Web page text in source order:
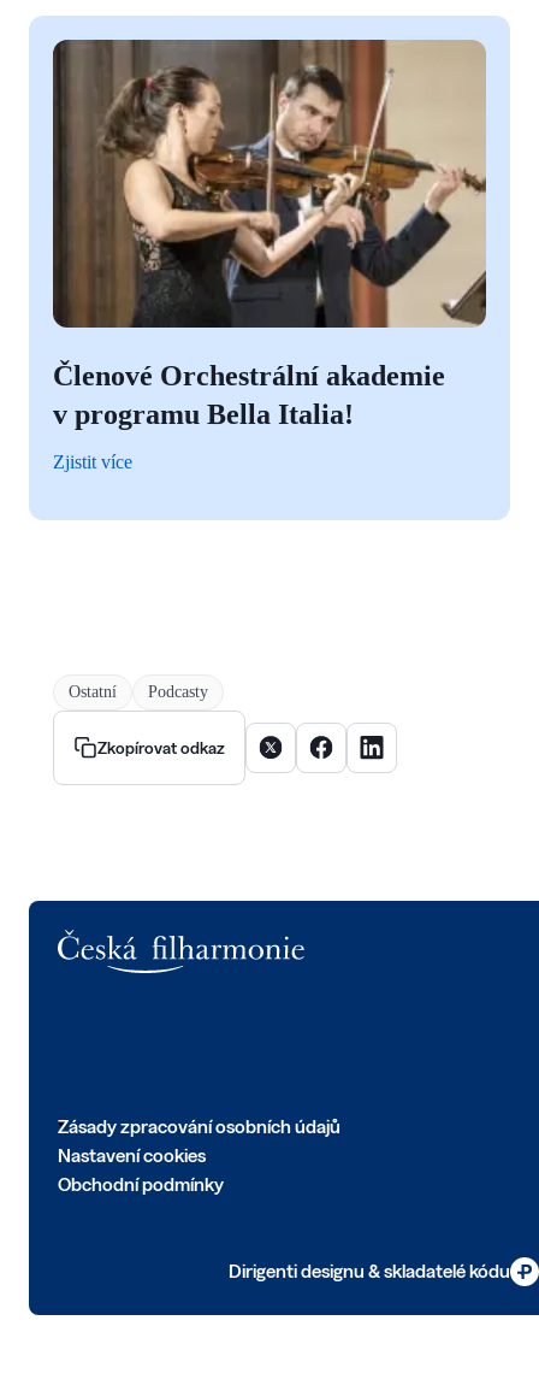
Členové Orchestrální akademie
v programu Bella Italia!
Zjistit více
Ostatní Podcasty
Zkopírovat odkaz Sdílet článek na X
Sdílet článek na Facebooku
Sdílet článek na
Zásady zpracování osobních údajů
Nastavení cookies
Obchodní podmínky
Dirigenti designu & skladatelé kódu